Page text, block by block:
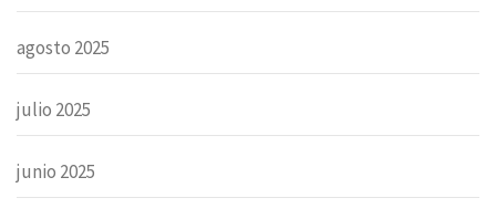
agosto 2025
julio 2025
junio 2025